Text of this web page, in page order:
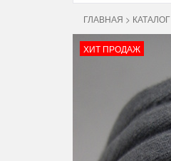
ГЛАВНАЯ > КАТАЛОГ
ХИТ ПРОДАЖ